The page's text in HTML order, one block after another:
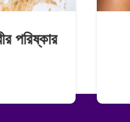
পরিষ্কার